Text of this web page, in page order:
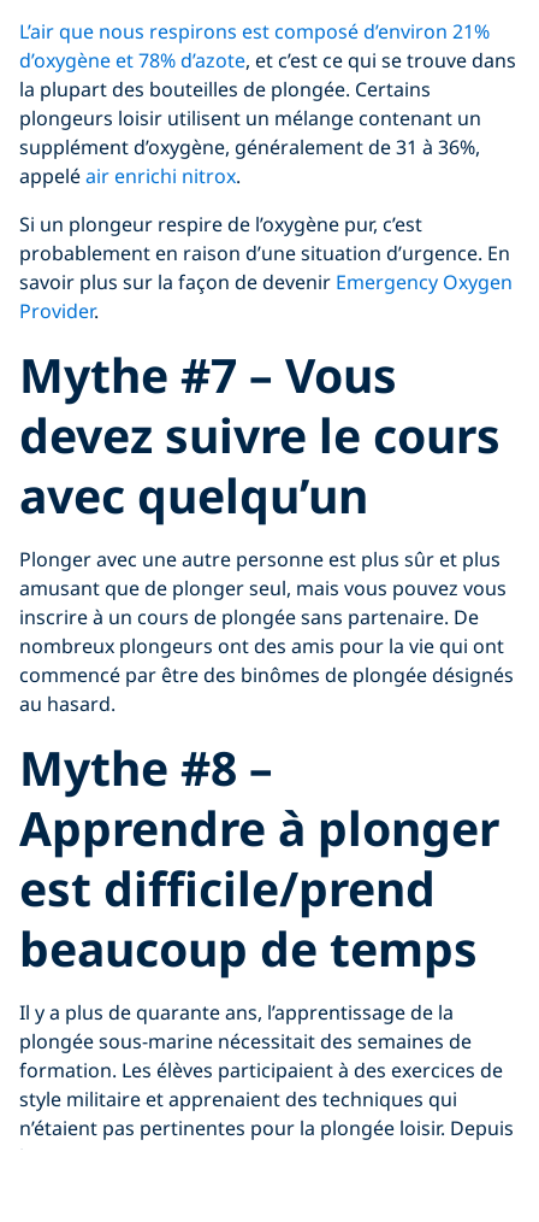
L’air que nous respirons est composé d’environ 21%
d’oxygène et 78% d’azote, et c’est ce qui se trouve dans
la plupart des bouteilles de plongée. Certains
plongeurs loisir utilisent un mélange contenant un
supplément d’oxygène, généralement de 31 à 36%,
appeléair enrichi nitrox.
Si un plongeur respire de l’oxygène pur, c’est
probablement en raison d’une situation d’urgence. En
savoir plus sur la façon de devenir Emergency Oxygen
Provider.
Mythe #7 – Vous
devez suivre le cours
avec quelqu’un
Plonger avec une autre personne est plus sûr et plus
amusant que de plonger seul, mais vous pouvez vous
inscrire à un cours de plongée sans partenaire. De
nombreux plongeurs ont des amis pour la vie qui ont
commencé par être des binômes de plongée désignés
au hasard.
Mythe #8 –
Apprendre à plonger
est difficile/prend
beaucoup de temps
Il y a plus de quarante ans, l’apprentissage de la
plongée sous-marine nécessitait des semaines de
formation. Les élèves participaient à des exercices de
style militaire et apprenaient des techniques qui
n’étaient pas pertinentes pour la plongée loisir. Depuis
lors :